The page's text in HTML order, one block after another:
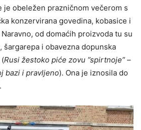
je obeležen prazničnom večerom s
konzervirana govedina, kobasice i
od domaćih proizvoda tu su
šargarepa i obavezna dopunska
Rusi žestoko piće zovu ”spirtnoje” –
bazi i pravljeno). Ona je iznosila do